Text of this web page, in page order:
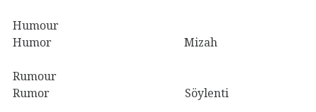
Humour
Humor Mizah
Rumour
Rumor Söylenti